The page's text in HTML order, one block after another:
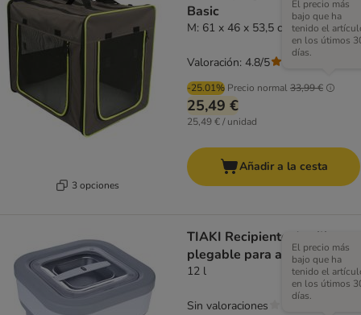
3 opciones
Basic
M: 61 x 46 x 53,5 cm (L x An x Al)
-25.01% Precio normal33,99 €
El precio más
bajo que ha
tenido el
en los útimos
días.
25,49 €
25,49 € / unidad
Valoración: 4.8/5
Añadir a la cesta
TIAKI Recipiente de silicona
plegable para alimentos
12 l
El precio más
bajo que ha
tenido el
en los útimos
días.
Sin valoraciones